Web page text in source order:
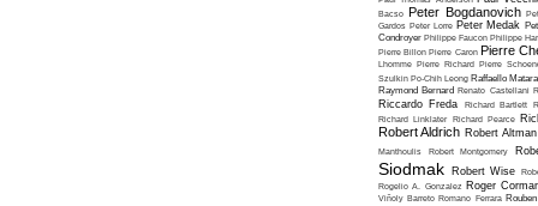
Bacso Peter Bogdanovich
Gardos Peter Lorre Peter Medak
Condroyer Philippe Faucon Philippe
Pierre Billon Pierre Caron Pierre
Lhomme Pierre Richard Pierre
Szulkin Po-Chih Leong Raffaello
Raymond Bernard Renato Castellani
Riccardo Freda Richard Bartlett
Richard Linklater Richard Pearce
Robert Aldrich Robert Altman
Manthoulis Robert Montgomery
Siodmak Robert Wise
Rogelio A. Gonzalez Roger
Viñoly Barreto Romano Ferrara